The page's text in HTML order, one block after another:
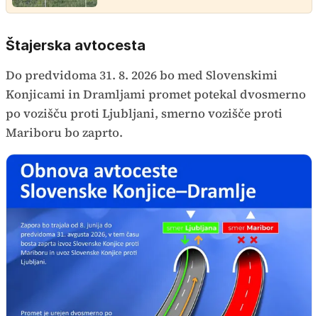
Štajerska avtocesta
Do predvidoma 31. 8. 2026 bo med Slovenskimi
Konjicami in Dramljami promet potekal dvosmerno
po vozišču proti Ljubljani, smerno vozišče proti
Mariboru bo zaprto.